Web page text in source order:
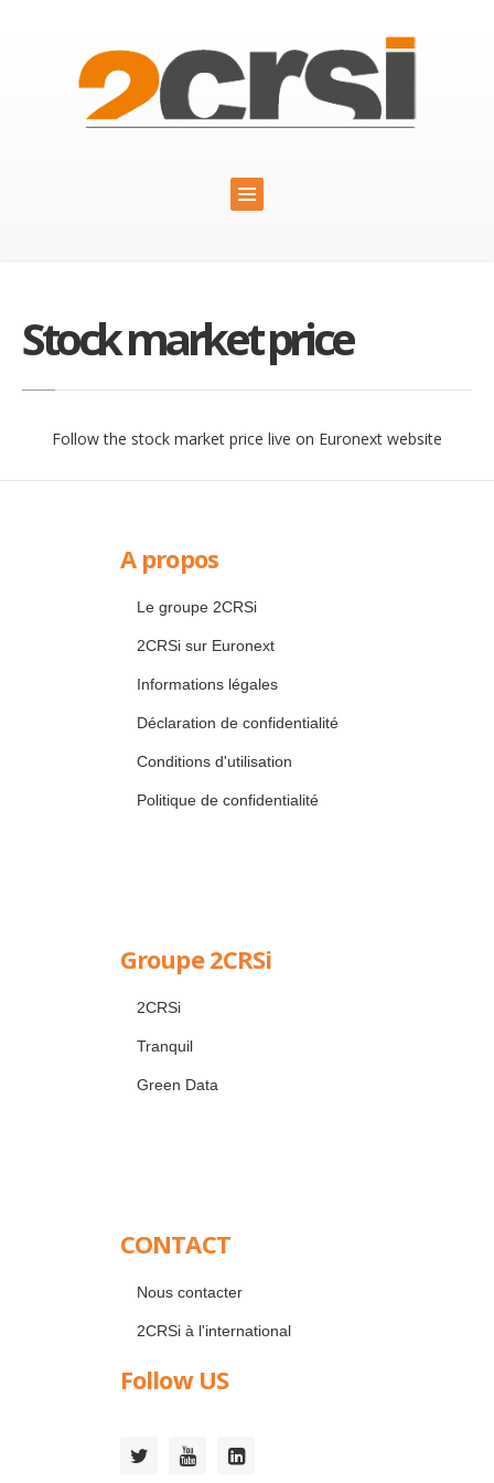
Stock market price
Follow the stock market price live on Euronext website
A propos
Le groupe 2CRSi
2CRSi sur Euronext
Informations légales
Déclaration de confidentialité
Conditions d'utilisation
Politique de confidentialité
Groupe 2CRSi
2CRSi
Tranquil
Green Data
CONTACT
Nous contacter
2CRSi à l'international
Follow US